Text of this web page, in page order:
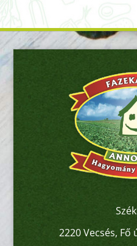
2220 Vecsés, Fő